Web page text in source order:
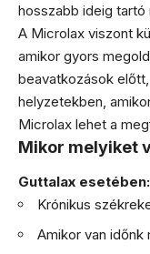
hosszabb ideig tartó
A Microlax viszont
amikor gyors
beavatkozások
helyzetekben,
Microlax lehet a
Mikor melyiket
Guttalax esetében:
Krónikus
Amikor van időnk